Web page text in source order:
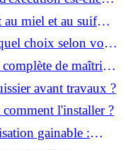
? miel et au suif
choix selon votre
de maîtrise
avant travaux ?
l'installer ?
gainable :